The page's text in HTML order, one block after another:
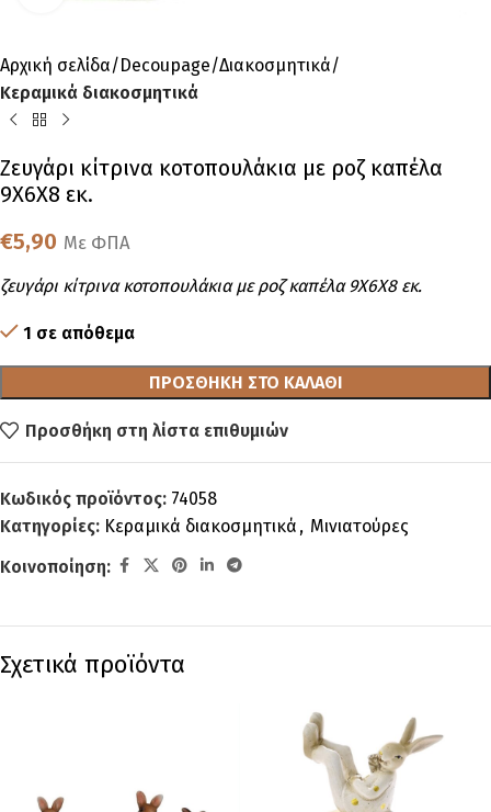
Αρχική σελίδα Decoupage Διακοσμητικά
Κεραμικά διακοσμητικά
Ζευγάρι κίτρινα κοτοπουλάκια με ροζ καπέλα
9Χ6Χ8 εκ.
€5,90 Με ΦΠΑ
ζευγάρι κίτρινα κοτοπουλάκια με ροζ καπέλα 9Χ6Χ8 εκ.
1 σε απόθεμα
ΠΡΟΣΘΉΚΗ ΣΤΟ ΚΑΛΆΘΙ
Προσθήκη στη λίστα επιθυμιών
Κωδικός προϊόντος: 74058
Κατηγορίες: Κεραμικά διακοσμητικά , Μινιατούρες
Κοινοποίηση:
Σχετικά προϊόντα